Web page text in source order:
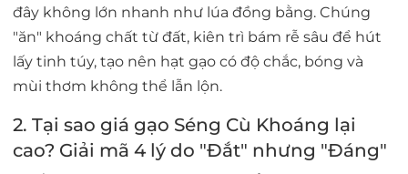
đây không lớn nhanh như lúa đồng bằng. Chúng
"ăn" khoáng chất từ đất, kiên trì bám rễ sâu để hút
lấy tinh túy, tạo nên hạt gạo có độ chắc, bóng và
mùi thơm không thể lẫn lộn.
2. Tại sao giá gạo Séng Cù Khoáng lại
cao? Giải mã 4 lý do "Đắt" nhưng "Đáng"